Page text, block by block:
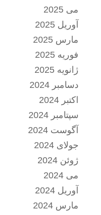
می 2025
آوریل 2025
مارس 2025
فوریه 2025
ژانویه 2025
دسامبر 2024
اکتبر 2024
سپتامبر 2024
آگوست 2024
جولای 2024
ژوئن 2024
می 2024
آوریل 2024
مارس 2024